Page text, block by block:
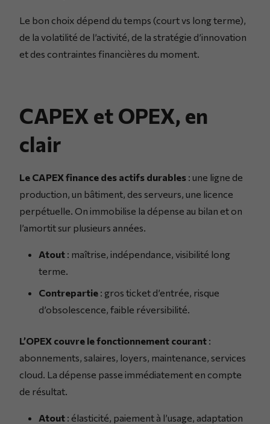
Le bon choix dépend du temps (court vs long terme),
de la volatilité de l’activité, de la stratégie d’innovation
et des contraintes financières du moment.
CAPEX et OPEX, en
clair
Le CAPEX finance des actifs durables : une ligne de
production, un bâtiment, des serveurs, une licence
perpétuelle. On immobilise la dépense au bilan et on
l’amortit sur plusieurs années.
Atout : maîtrise, indépendance, visibilité long
terme.
Contrepartie : gros ticket d’entrée, risque
d’obsolescence, faible réversibilité.
L’OPEX couvre le fonctionnement courant :
abonnements, salaires, loyers, maintenance, services
cloud. La dépense passe immédiatement en compte
de résultat.
Atout : élasticité, paiement à l’usage, adaptation